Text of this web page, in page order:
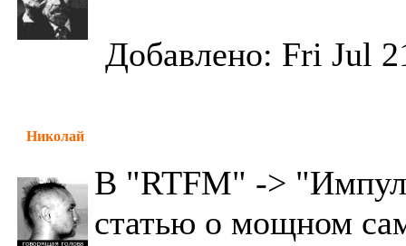
Добавлено: Fri Jul
Николай
В "RTFM" ->
статью о мощном